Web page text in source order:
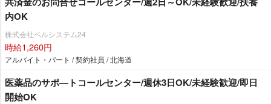
内OK
株式会社ベルシステム24
時給1,260円
アルバイト・パート / 契約社員 / 北海道
医薬品のサポ―トコールセンター/週休3日OK/未経験歓迎/即日
開始OK